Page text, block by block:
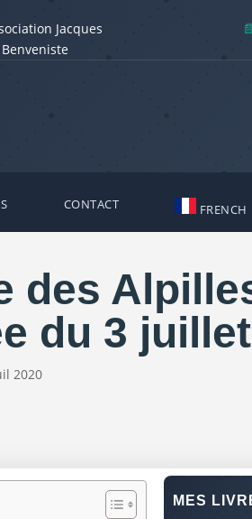
Jacques
Benveniste
CONTACT FRENCH
des
du 3
2020
MES